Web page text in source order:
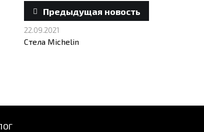
Предыдущая новость
22.09.2021
Стела Michelin